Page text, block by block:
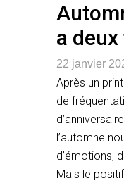
a
22 janvier
Après un
de
l’automne
d’émotions,
Mais le